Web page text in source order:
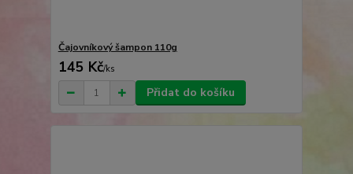
Čajovníkový šampon 110g
145 Kč/ks
Přidat do košíku